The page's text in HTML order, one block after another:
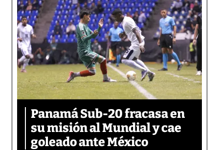
Panamá Sub-20 fracasa en
su misión al Mundial y cae
goleado ante México